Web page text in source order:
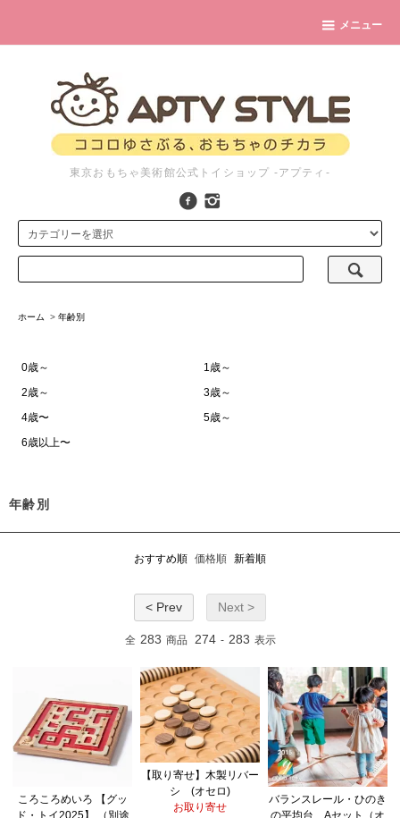
メニュー
東京おもちゃ美術館公式トイショップ -アプティ-
ホーム > 年齢別
0歳～
1歳～
2歳～
3歳～
4歳〜
5歳～
6歳以上〜
年齢別
おすすめ順 価格順 新着順
< Prev Next >
全 283 商品 274 - 283 表示
ころころめいろ 【グッ
ド・トイ2025】 （別途
【取り寄せ】木製リバー
シ (オセロ)
お取り寄せ
バランスレール・ひのき
の平均台 Aセット（オ